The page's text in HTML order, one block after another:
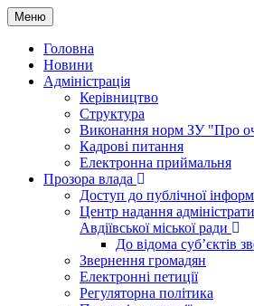
Меню
Головна
Новини
Адміністрація
Керівництво
Структура
Виконання норм ЗУ "Про
Кадрові питання
Електронна приймальня
Прозора влада
Доступ до публічної
Центр надання
Авдіївської міської ради
До відома суб’єктів
Звернення громадян
Електронні петиції
Регуляторна політика